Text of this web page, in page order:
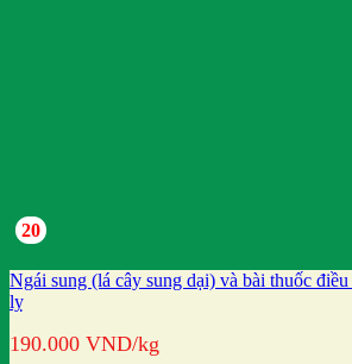
20
Ngái sung (lá cây sung dại) và bài thuốc
lỵ
190.000 VND/kg